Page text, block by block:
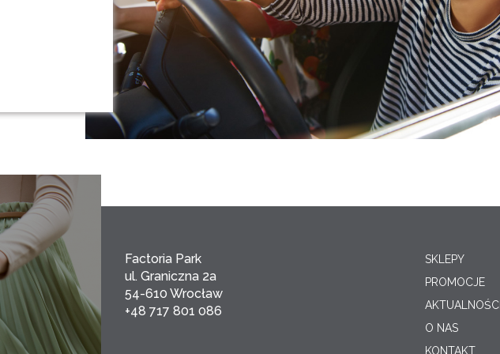
Factoria Park
ul. Graniczna 2a
54-610 Wrocław
+48 717 801 086
SKLEPY
PROMOCJE
AKTUALNOŚCI
O NAS
KONTAKT